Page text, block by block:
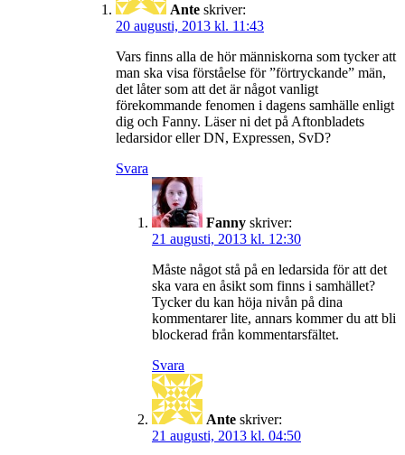
Ante skriver:
20 augusti, 2013 kl. 11:43
Vars finns alla de hör människorna som tycker att
man ska visa förståelse för ”förtryckande” män,
det låter som att det är något vanligt
förekommande fenomen i dagens samhälle enligt
dig och Fanny. Läser ni det på Aftonbladets
ledarsidor eller DN, Expressen, SvD?
Svara
Fanny skriver:
21 augusti, 2013 kl. 12:30
Måste något stå på en ledarsida för att det
ska vara en åsikt som finns i samhället?
Tycker du kan höja nivån på dina
kommentarer lite, annars kommer du att bli
blockerad från kommentarsfältet.
Svara
Ante skriver:
21 augusti, 2013 kl. 04:50